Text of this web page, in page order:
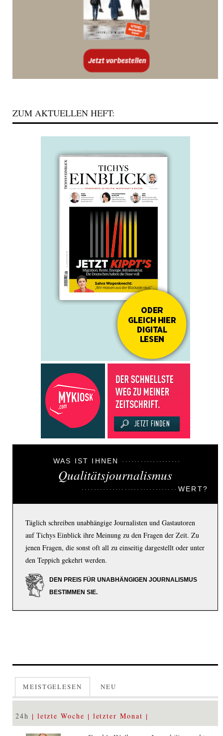
ZUM AKTUELLEN HEFT:
WAS IST IHNEN
Qualitätsjournalismus
WERT?
Täglich schreiben unabhängige Journalisten und Gastautoren
auf Tichys Einblick ihre Meinung zu den Fragen der Zeit. Zu
jenen Fragen, die sonst oft all zu einseitig dargestellt oder unter
den Teppich gekehrt werden.
DEN PREIS FÜR UNABHÄNGIGEN JOURNALISMUS
BESTIMMEN SIE.
MEISTGELESEN NEU
24h letzte Woche letzter Monat